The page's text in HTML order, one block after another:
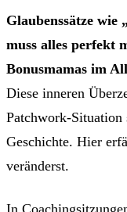
Glaubenssätze
muss alles perfekt
Bonusmamas im
Diese inneren
Patchwork-Situation
Geschichte. Hier
veränderst.
In